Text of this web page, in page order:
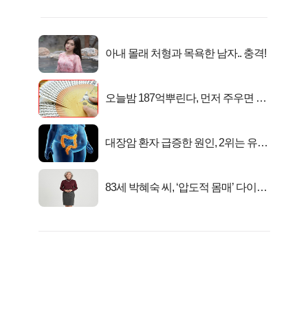
아내 몰래 처형과 목욕한 남자.. 충격!
오늘밤 187억뿌린다, 먼저 주우면 최
대장암 환자 급증한 원인, 2위는 유산
83세 박혜숙 씨, ‘압도적 몸매’ 다이어